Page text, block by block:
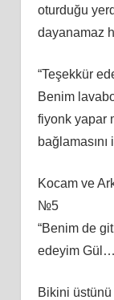
oturduğu
dayanamaz
“Teşekkür
Benim
fiyonk yapar
bağlamasını
Kocam ve
№5
“Benim de
edeyim
Bikini